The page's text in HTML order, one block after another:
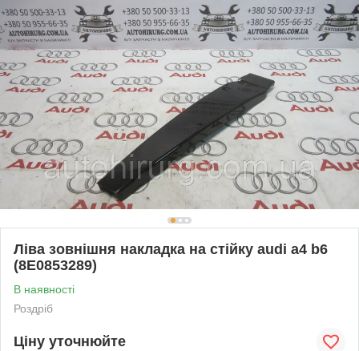
Ліва зовнішня накладка на стійку audi a4 b6
(8E0853289)
В наявності
Роздріб
Ціну уточнюйте